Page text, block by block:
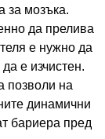
за мозъка.
да прелива
е нужно да
е изчистен.
позволи на
динамични
бариера пред